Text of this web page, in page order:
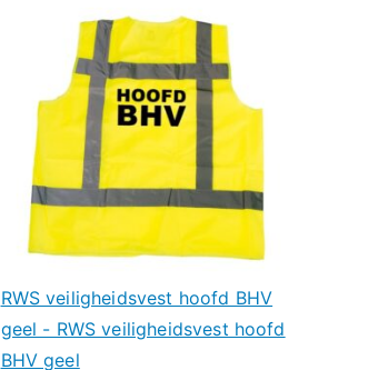
RWS veiligheidsvest hoofd BHV
geel - RWS veiligheidsvest hoofd
BHV geel